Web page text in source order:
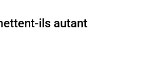
ils autant